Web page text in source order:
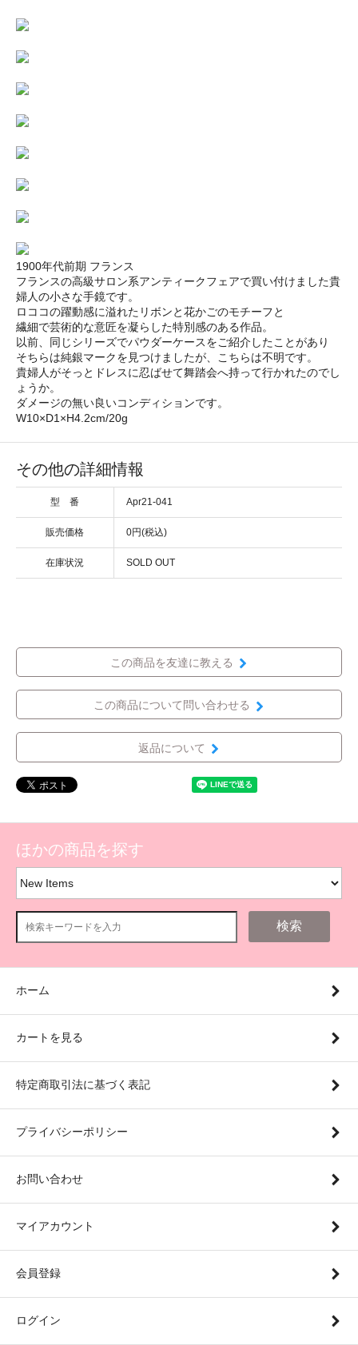
1900年代前期 フランス
フランスの高級サロン系アンティークフェアで買い付けました貴
婦人の小さな手鏡です。
ロココの躍動感に溢れたリボンと花かごのモチーフと
繊細で芸術的な意匠を凝らした特別感のある作品。
以前、同じシリーズでパウダーケースをご紹介したことがあり
そちらは純銀マークを見つけましたが、こちらは不明です。
貴婦人がそっとドレスに忍ばせて舞踏会へ持って行かれたのでし
ょうか。
ダメージの無い良いコンディションです。
W10×D1×H4.2cm/20g
その他の詳細情報
型 番 Apr21-041
販売価格 0円(税込)
在庫状況 SOLD OUT
この商品を友達に教える
この商品について問い合わせる
返品について
ほかの商品を探す
検索
ホーム
カートを見る
特定商取引法に基づく表記
プライバシーポリシー
お問い合わせ
マイアカウント
会員登録
ログイン